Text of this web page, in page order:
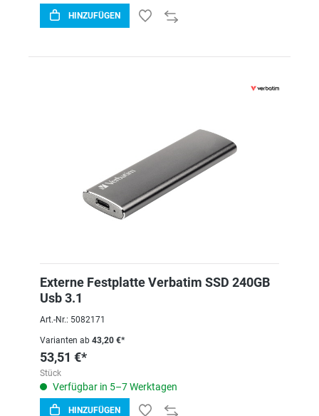
HINZUFÜGEN
Externe Festplatte Verbatim SSD 240GB
Usb 3.1
Art.-Nr.: 5082171
Varianten ab 43,20 €*
53,51 €*
Stück
Verfügbar in 5–7 Werktagen
HINZUFÜGEN